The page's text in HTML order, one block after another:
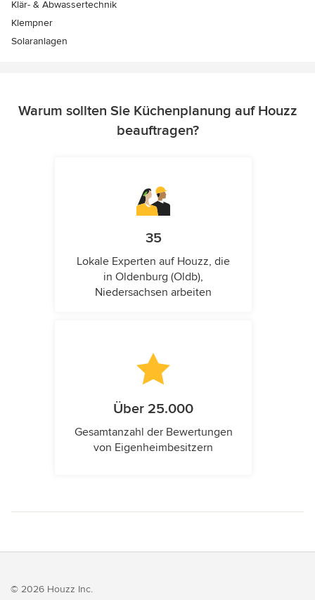
Klär- & Abwassertechnik
Klempner
Solaranlagen
Warum sollten Sie Küchenplanung auf Houzz
beauftragen?
35
Lokale Experten auf Houzz, die
in Oldenburg (Oldb),
Niedersachsen arbeiten
Über 25.000
Gesamtanzahl der Bewertungen
von Eigenheimbesitzern
© 2026 Houzz Inc.